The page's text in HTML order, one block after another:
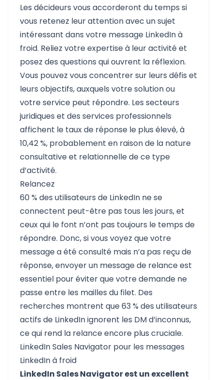
Les décideurs vous accorderont du temps si
vous retenez leur attention avec un sujet
intéressant dans votre message LinkedIn à
froid. Reliez votre expertise à leur activité et
posez des questions qui ouvrent la réflexion.
Vous pouvez vous concentrer sur leurs défis et
leurs objectifs, auxquels votre solution ou
votre service peut répondre. Les secteurs
juridiques et des services professionnels
affichent le taux de réponse le plus élevé, à
10,42 %, probablement en raison de la nature
consultative et relationnelle de ce type
d’activité.
Relancez
60 % des utilisateurs de LinkedIn ne se
connectent peut-être pas tous les jours, et
ceux qui le font n’ont pas toujours le temps de
répondre. Donc, si vous voyez que votre
message a été consulté mais n’a pas reçu de
réponse, envoyer un message de relance est
essentiel pour éviter que votre demande ne
passe entre les mailles du filet. Des
recherches montrent que 63 % des utilisateurs
actifs de LinkedIn ignorent les DM d’inconnus,
ce qui rend la relance encore plus cruciale.
LinkedIn Sales Navigator pour les messages
LinkedIn à froid
LinkedIn Sales Navigator est un excellent